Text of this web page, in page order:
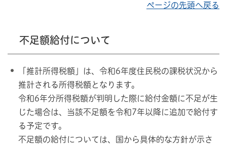
ページの先頭へ戻る
不足額給付について
「推計所得税額」は、令和6年度住民税の課税状況から
推計される所得税額となります。
令和6年分所得税額が判明した際に給付金額に不足が生
じた場合は、当該不足額を令和7年以降に追加で給付す
る予定です。
不足額の給付については、国から具体的な方針が示さ